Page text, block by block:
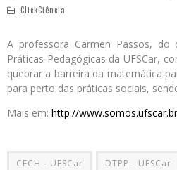
ClickCiência
A professora Carmen Passos, do
Práticas Pedagógicas da UFSCar,
quebrar a barreira da matemática
para perto das práticas sociais,
Mais em: http://
CECH - UFSCar DTPP - UFSCar